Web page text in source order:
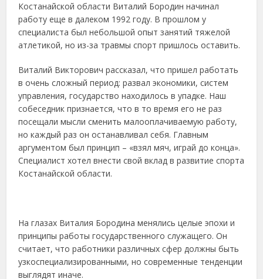
Костанайской области Виталий Бородин начинал
работу еще в далеком 1992 году. В прошлом у
специалиста был небольшой опыт занятий тяжелой
атлетикой, но из-за травмы спорт пришлось оставить.
Виталий Викторович рассказал, что пришел работать
в очень сложный период: развал экономики, систем
управления, государство находилось в упадке. Наш
собеседник признается, что в то время его не раз
посещали мысли сменить малооплачиваемую работу,
но каждый раз он останавливал себя. Главным
аргументом был принцип – «взял мяч, играй до конца».
Специалист хотел внести свой вклад в развитие спорта
Костанайской области.
На глазах Виталия Бородина менялись целые эпохи и
принципы работы государственного служащего. Он
считает, что работники различных сфер должны быть
узкоспециализированными, но современные тенденции
выглядят иначе.